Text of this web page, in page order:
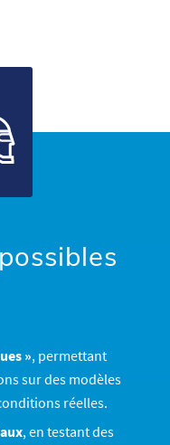
possibles
», permettant
sur des modèles
réelles.
, en testant des